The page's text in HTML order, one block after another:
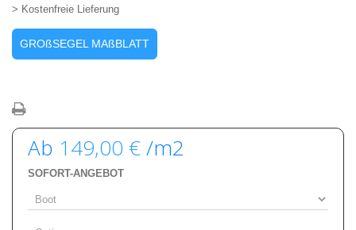
> Kostenfreie Lieferung
GROßSEGEL MAßBLATT
Ab 149,00 € /m2
SOFORT-ANGEBOT